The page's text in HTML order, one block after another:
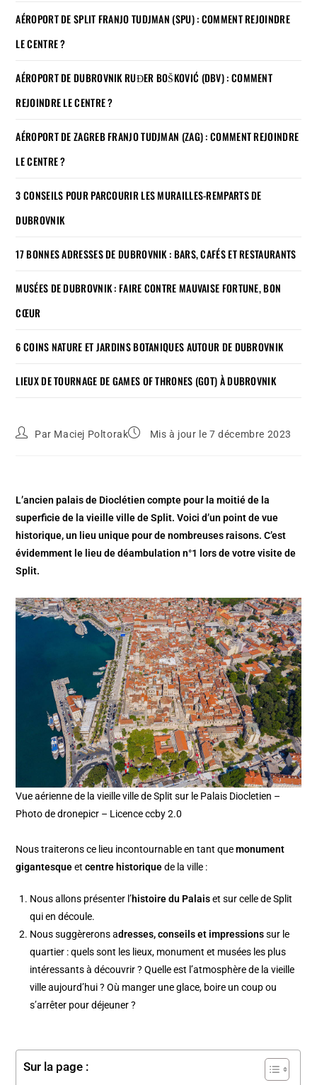
AÉROPORT DE SPLIT FRANJO TUDJMAN (SPU) : COMMENT REJOINDRE
LE CENTRE ?
AÉROPORT DE DUBROVNIK RUĐER BOŠKOVIĆ (DBV) : COMMENT
REJOINDRE LE CENTRE ?
AÉROPORT DE ZAGREB FRANJO TUDJMAN (ZAG) : COMMENT REJOINDRE
LE CENTRE ?
3 CONSEILS POUR PARCOURIR LES MURAILLES-REMPARTS DE
DUBROVNIK
17 BONNES ADRESSES DE DUBROVNIK : BARS, CAFÉS ET RESTAURANTS
MUSÉES DE DUBROVNIK : FAIRE CONTRE MAUVAISE FORTUNE, BON
CŒUR
6 COINS NATURE ET JARDINS BOTANIQUES AUTOUR DE DUBROVNIK
LIEUX DE TOURNAGE DE GAMES OF THRONES (GOT) À DUBROVNIK
Par Maciej Poltorak Mis à jour le 7 décembre 2023
L’ancien palais de Dioclétien compte pour la moitié de la
superficie de la vieille ville de Split. Voici d’un point de vue
historique, un lieu unique pour de nombreuses raisons. C’est
évidemment le lieu de déambulation n°1 lors de votre visite de
Split.
Vue aérienne de la vieille ville de Split sur le Palais Diocletien –
Photo de dronepicr – Licence ccby 2.0
Nous traiterons ce lieu incontournable en tant quemonument
gigantesqueetcentre historiquede la ville :
Nous allons présenter l’histoire du Palaiset sur celle de Split
qui en découle.
Nous suggèrerons adresses, conseils et impressionssur le
quartier : quels sont les lieux, monument et musées les plus
intéressants à découvrir ? Quelle est l’atmosphère de la vieille
ville aujourd’hui ? Où manger une glace, boire un coup ou
s’arrêter pour déjeuner ?
Sur la page :